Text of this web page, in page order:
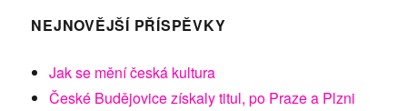
NEJNOVĚJŠÍ PŘÍSPĚVKY
Jak se mění česká kultura
České Budějovice získaly titul, po Praze a Plzni